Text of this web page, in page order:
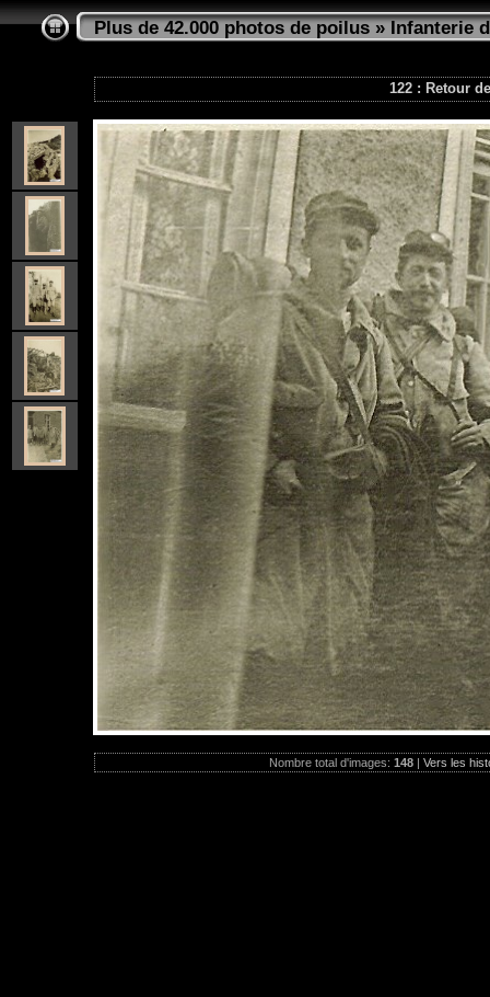
Plus de 42.000 photos de poilus»Infanterie
122 : Retour
Nombre total d'images: 148 | Vers les